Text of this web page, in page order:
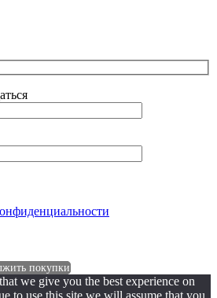
покупки
we give you the best experience on
to use this site we will assume that you